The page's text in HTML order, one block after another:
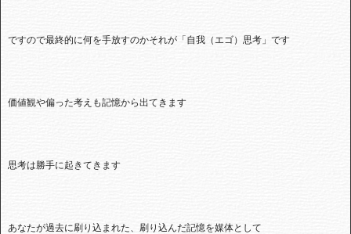
ですので最終的に何を手放すのかそれが「自我（エゴ）思考」です
価値観や偏った考えも記憶から出てきます
思考は勝手に起きてきます
あなたが過去に刷り込まれた、刷り込んだ記憶を媒体として